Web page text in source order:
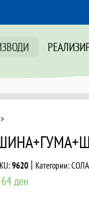
>
9620 | Категории:
ден